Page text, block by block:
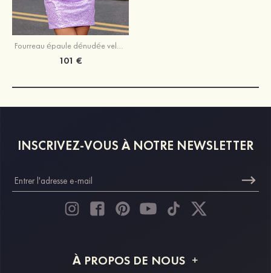
Fourreau épaule dénudée velours paillettes courte/mini robe de fête de la rentrée
101 €
INSCRIVEZ-VOUS À NOTRE NEWSLETTER
À PROPOS DE NOUS